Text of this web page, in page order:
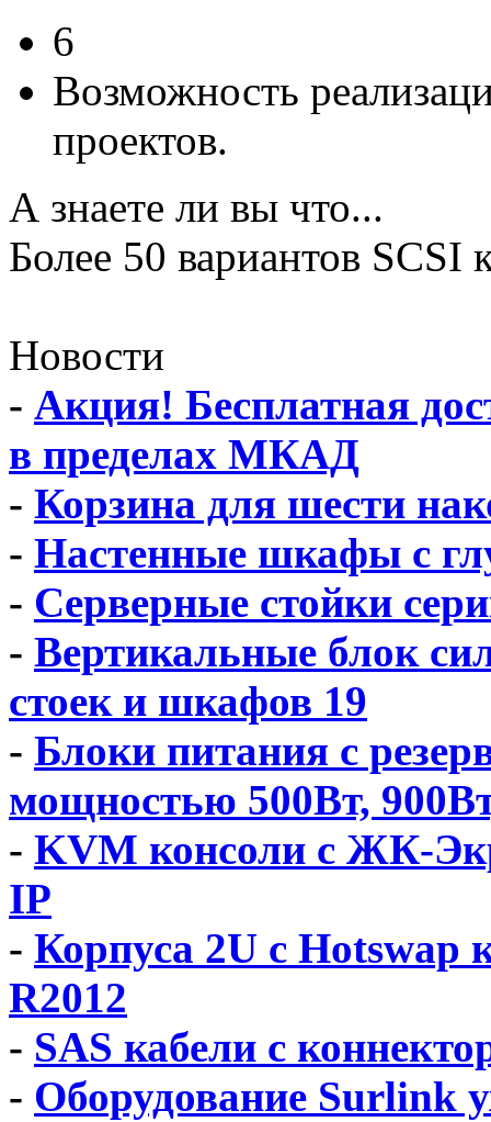
6
Возможность
проектов.
А знаете ли вы что...
Более 50 вариантов SCSI
Новости
- Акция! Бесплатная
в пределах МКАД
- Корзина для шести
- Настенные шкафы с
- Серверные стойки
- Вертикальные блок
стоек и шкафов 19
- Блоки питания с
мощностью 500Вт,
- KVM консоли с ЖК-
IP
- Корпуса 2U с Hotswap
R2012
- SAS кабели с
- Оборудование Surlink